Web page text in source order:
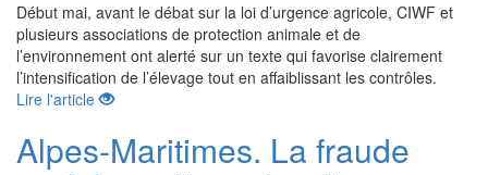
Début mai, avant le débat sur la loi d’urgence agricole, CIWF et
plusieurs associations de protection animale et de
l’environnement ont alerté sur un texte qui favorise clairement
l’intensification de l’élevage tout en affaiblissant les contrôles.
Lire l'article
Alpes-Maritimes. La fraude